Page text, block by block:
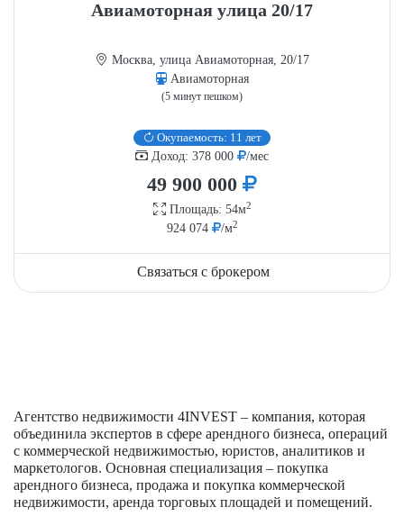
Авиамоторная улица 20/17
Москва, улица Авиамоторная, 20/17
Авиамоторная
(5 минут пешком)
Окупаемость: 11 лет
Доход: 378 000
/мес
49 900 000
Площадь: 54м2
924 074 /м2
Связаться с брокером
Агентство недвижимости 4INVEST – компания, которая
объединила экспертов в сфере арендного бизнеса, операций
с коммерческой недвижимостью, юристов, аналитиков и
маркетологов. Основная специализация – покупка
арендного бизнеса, продажа и покупка коммерческой
недвижимости, аренда торговых площадей и помещений.